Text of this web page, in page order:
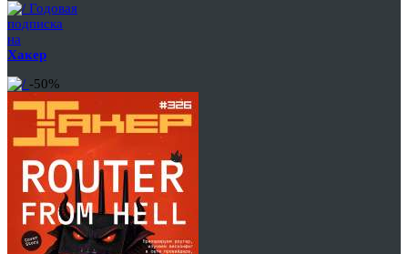
Годовая
подписка
на
Хакер
-50%